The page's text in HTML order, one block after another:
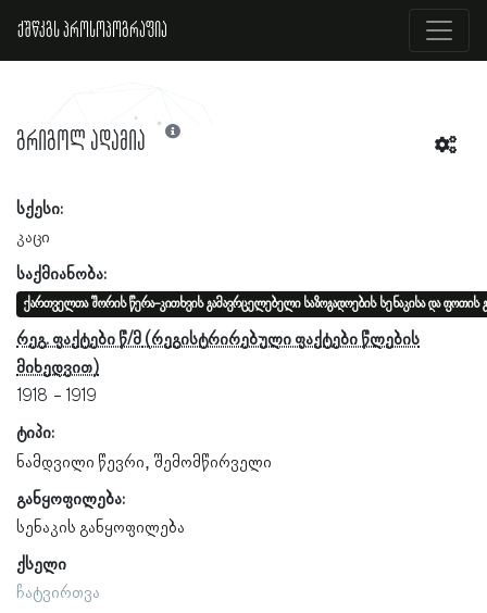
ქშწკგს პროსოპოგრაფია
გრიგოლ ადამია
სქესი:
კაცი
საქმიანობა:
ქართველთა შორის წერა-კითხვის გამავრცელებელი საზოგადოების სენაკისა და ფოთის
რეგ. ფაქტები წ/მ
1918
1919
ტიპი:
ნამდვილი წევრი შემომწირველი
განყოფილება:
სენაკის განყოფილება
ქსელი
ჩატვირთვა